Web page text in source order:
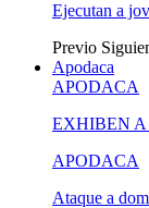
Ejecutan a
Previo
Apodaca
APODACA
EXHIBEN
APODACA
Ataque a